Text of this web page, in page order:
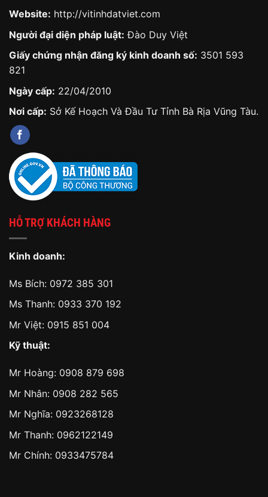
Website: http://vitinhdatviet.com
Người đại diện pháp luật: Đào Duy Việt
Giấy chứng nhận đăng ký kinh doanh số: 3501 593
821
Ngày cấp: 22/04/2010
Nơi cấp: Sở Kế Hoạch Và Đầu Tư Tỉnh Bà Rịa Vũng Tàu.
HỖ TRỢ KHÁCH HÀNG
Kinh doanh:
Ms Bích: 0972 385 301
Ms Thanh: 0933 370 192
Mr Việt: 0915 851 004
Kỹ thuật:
Mr Hoàng: 0908 879 698
Mr Nhân: 0908 282 565
Mr Nghĩa: 0923268128
Mr Thanh: 0962122149
Mr Chính: 0933475784